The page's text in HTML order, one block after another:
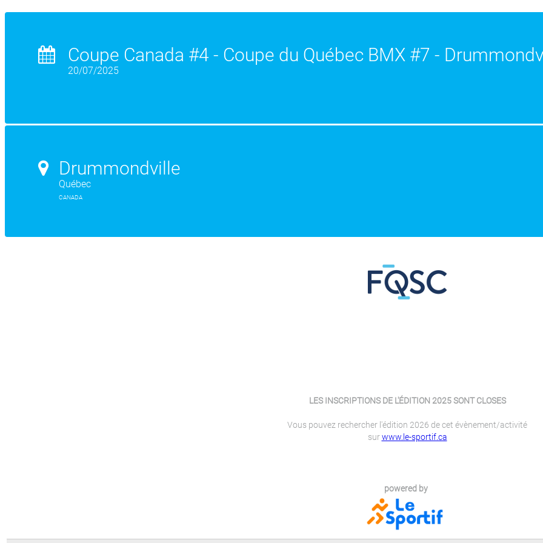
Coupe Canada #4 - Coupe du Québec BMX #7 -
20/07/2025
Drummondville
Québec
CANADA
LES INSCRIPTIONS DE L'ÉDITION 2025 SONT CLOSES
Vous pouvez rechercher l'édition 2026 de cet évènement/activité
surwww.le-sportif.ca
powered by